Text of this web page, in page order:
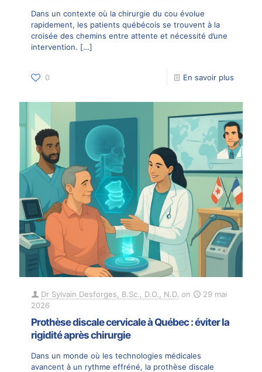
Dans un contexte où la chirurgie du cou évolue
rapidement, les patients québécois se trouvent à la
croisée des chemins entre attente et nécessité d’une
intervention. […]
0 En savoir plus
Dr Sylvain Desforges, B.Sc., D.O., N.D. on
29 mai
2026
Prothèse discale cervicale à Québec : éviter la
rigidité après chirurgie
Dans un monde où les technologies médicales
avancent à un rythme effréné, la prothèse discale